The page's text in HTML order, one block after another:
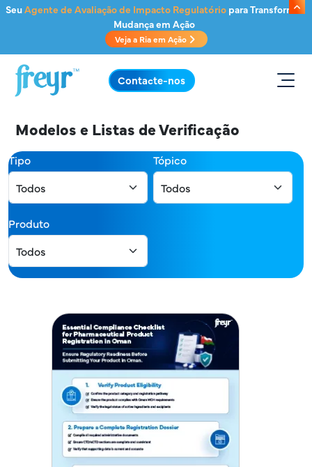
Saltar para o conteúdo principal
SeuAgente de Avaliação de Impacto Regulatóriopara Transformar
Mudança em Ação
Veja a Ria em Ação
.
Contacte-nos
Modelos e Listas de Verificação
Tipo Tópico
Produto